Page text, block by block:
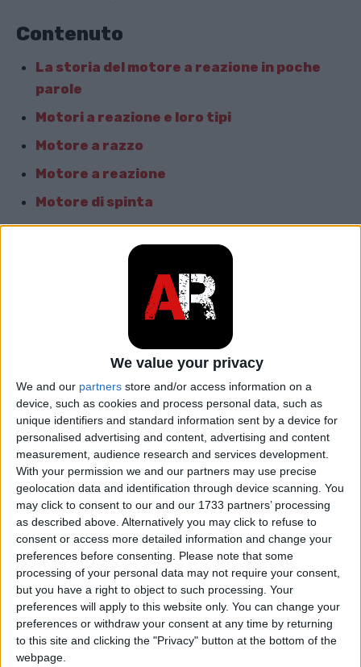
We value your privacy
We and our partners store and/or access information on a
device, such as cookies and process personal data, such as
unique identifiers and standard information sent by a device for
personalised advertising and content, advertising and content
measurement, audience research and services development.
With your permission we and our partners may use precise
geolocation data and identification through device scanning. You
may click to consent to our and our 1733 partners’ processing
as described above. Alternatively you may click to refuse to
consent or access more detailed information and change your
preferences before consenting.
Please note that some
processing of your personal data may not require your consent,
but you have a right to object to such processing. Your
preferences will apply to this website only. You can change your
preferences or withdraw your consent at any time by returning
to this site and clicking the "Privacy" button at the bottom of the
webpage.
Contenuto
La storia del motore a reazione in poche
parole
Motori a reazione e loro tipi
Motore a razzo
Motore a reazione
Motore di spinta
Motore a impulsi
Il motore di reazione e il Premio Darwin
La storia del motore a reazione
in poche parole
Le prime basi per la realizzazione di motori a
reazione furono poste nel 1903 da Konstantin
Eduardovich Tsiolkovsky. Successivamente, nel
1915, creò uno schema missilistico, il cui principio è
utilizzato ancora oggi. Tuttavia, i motori a reazione
hanno attirato l'attenzione solo negli anni tra le
due guerre mondiali, con tedeschi, americani e russi
che prestavano loro la massima attenzione.
In Germania, dopo i primi test con motori a razzo a
polvere, i progettisti hanno deciso di iniziare i test
con motori a razzo a liquido. Il primo test riuscito fu
effettuato nel 1925 su un motore a razzo a reazione